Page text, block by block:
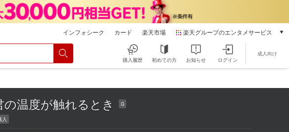
インフォシーク カード 楽天市場 楽天グループのエンタメサービス
本/ゲーム/CD/DVD
動画配信
購入履歴 初めての方 お知らせ ログイン
成人向け
温度が触れるとき G
入